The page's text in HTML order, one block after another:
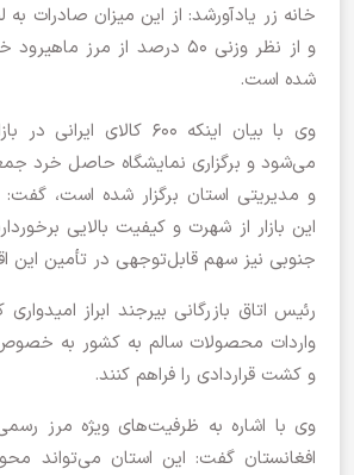
و از نظر وزنی ۵۰ درصد از مرز
شده است.
وی با بیان اینکه ۶۰۰ کالای
می‌شود و برگزاری نمایشگاه حاصل
و مدیریتی استان برگزار شده است،
این بازار از شهرت و کیفیت بالایی
جنوبی نیز سهم قابل‌توجهی در تأمین این
رئیس اتاق بازرگانی بیرجند ابراز
واردات محصولات سالم به کشور به
و کشت قراردادی را فراهم کنند.
وی با اشاره به ظرفیت‌های ویژه مرز
افغانستان گفت: این استان می‌تواند